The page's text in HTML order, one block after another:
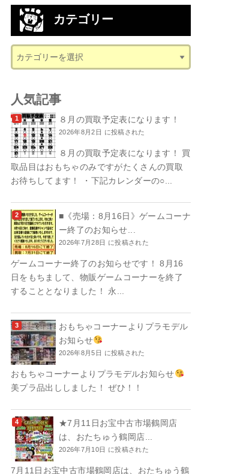
カテゴリー
人気記事
８月の買取予定表になります！
2026年8月2日 に投稿された
８月の買取予定表になります！ 買
取品目はおもちゃのみですがたくさんの買取
お待ちしてます！ ・下記カレンダーの○...
■《売場：8月16日》ゲームコーナ
ー終了のお知らせ...
2026年7月28日 に投稿された
ゲームコーナー終了のお知らせです！ 8月16
日をもちまして、物販ゲームコーナーを終了
することとなりました！ 永...
おもちゃコーナーよりプラモデル
お知らせ
2026年8月5日 に投稿された
おもちゃコーナーよりプラモデルお知らせ
美プラ品出ししました！ ぜひ！！
★7月11日お宝中古市場鶴岡店
は、おたちゅう鶴岡店...
2026年7月10日 に投稿された
7月11日お宝中古市場鶴岡店は、おたちゅう鶴